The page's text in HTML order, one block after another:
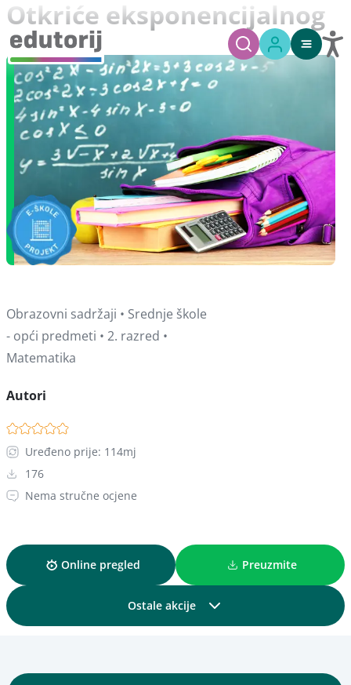
Otkriće eksponencijalnog
Obrazovni sadržaji • Srednje škole
- opći predmeti • 2. razred •
Matematika
Autori
Uređeno prije: 114mj
176
Nema stručne ocjene
Online pregled Preuzmite
Ostale akcije